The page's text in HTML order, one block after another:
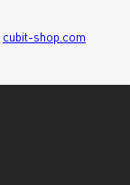
cubit-shop.com